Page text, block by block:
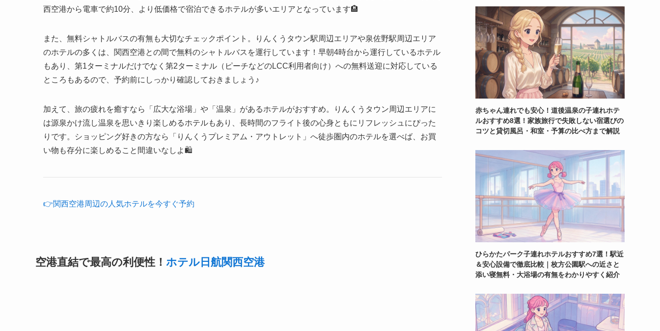
西空港から電車で約10分、より低価格で宿泊できるホテルが多いエリアとなっています🏨
また、無料シャトルバスの有無も大切なチェックポイント。りんくうタウン駅周辺エリアや泉佐野駅周辺エリア
のホテルの多くは、関西空港との間で無料のシャトルバスを運行しています！早朝4時台から運行しているホテル
もあり、第1ターミナルだけでなく第2ターミナル（ピーチなどのLCC利用者向け）への無料送迎に対応している
ところもあるので、予約前にしっかり確認しておきましょう♪
加えて、旅の疲れを癒すなら「広大な浴場」や「温泉」があるホテルがおすすめ。りんくうタウン周辺エリアに
は源泉かけ流し温泉を思いきり楽しめるホテルもあり、長時間のフライト後の心身ともにリフレッシュにぴった
りです。ショッピング好きの方なら「りんくうプレミアム・アウトレット」へ徒歩圏内のホテルを選べば、お買
い物も存分に楽しめること間違いなしよ🛍️
👉関西空港周辺の人気ホテルを今すぐ予約
空港直結で最高の利便性！ ホテル日航関西空港
赤ちゃん連れでも安心！道後温泉の子連れホテ
ルおすすめ8選！家族旅行で失敗しない宿選びの
コツと貸切風呂・和室・予算の比べ方まで解説
ひらかたパーク子連れホテルおすすめ7選！駅近
＆安心設備で徹底比較｜枚方公園駅への近さと
添い寝無料・大浴場の有無をわかりやすく紹介